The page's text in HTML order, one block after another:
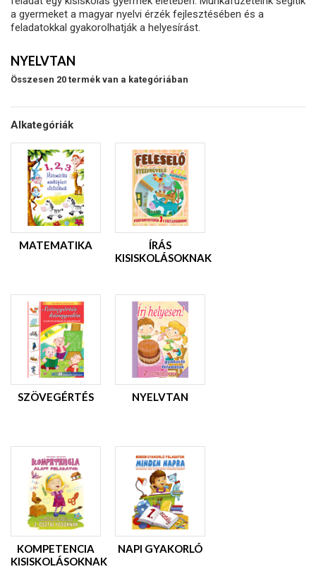
a gyermeket a magyar nyelvi érzék fejlesztésében és a
feladatokkal gyakorolhatják a helyesírást.
NYELVTAN
Összesen 20 termék van a kategóriában
Alkategóriák
MATEMATIKA
ÍRÁS
KISISKOLÁSOKNAK
SZÖVEGÉRTÉS NYELVTAN
KOMPETENCIA
KISISKOLÁSOKNAK
NAPI GYAKORLÓ